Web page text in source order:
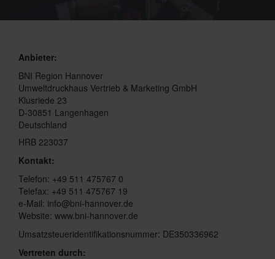
Anbieter:
BNI Region Hannover
Umweltdruckhaus Vertrieb & Marketing GmbH
Klusriede 23
D-30851 Langenhagen
Deutschland
HRB 223037
Kontakt:
Telefon: +49 511 475767 0
Telefax: +49 511 475767 19
e-Mail: info@bni-hannover.de
Website: www.bni-hannover.de
Umsatzsteueridentifikationsnummer: DE350336962
Vertreten durch: